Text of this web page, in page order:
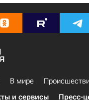
В мире
и сервисы Пресс-